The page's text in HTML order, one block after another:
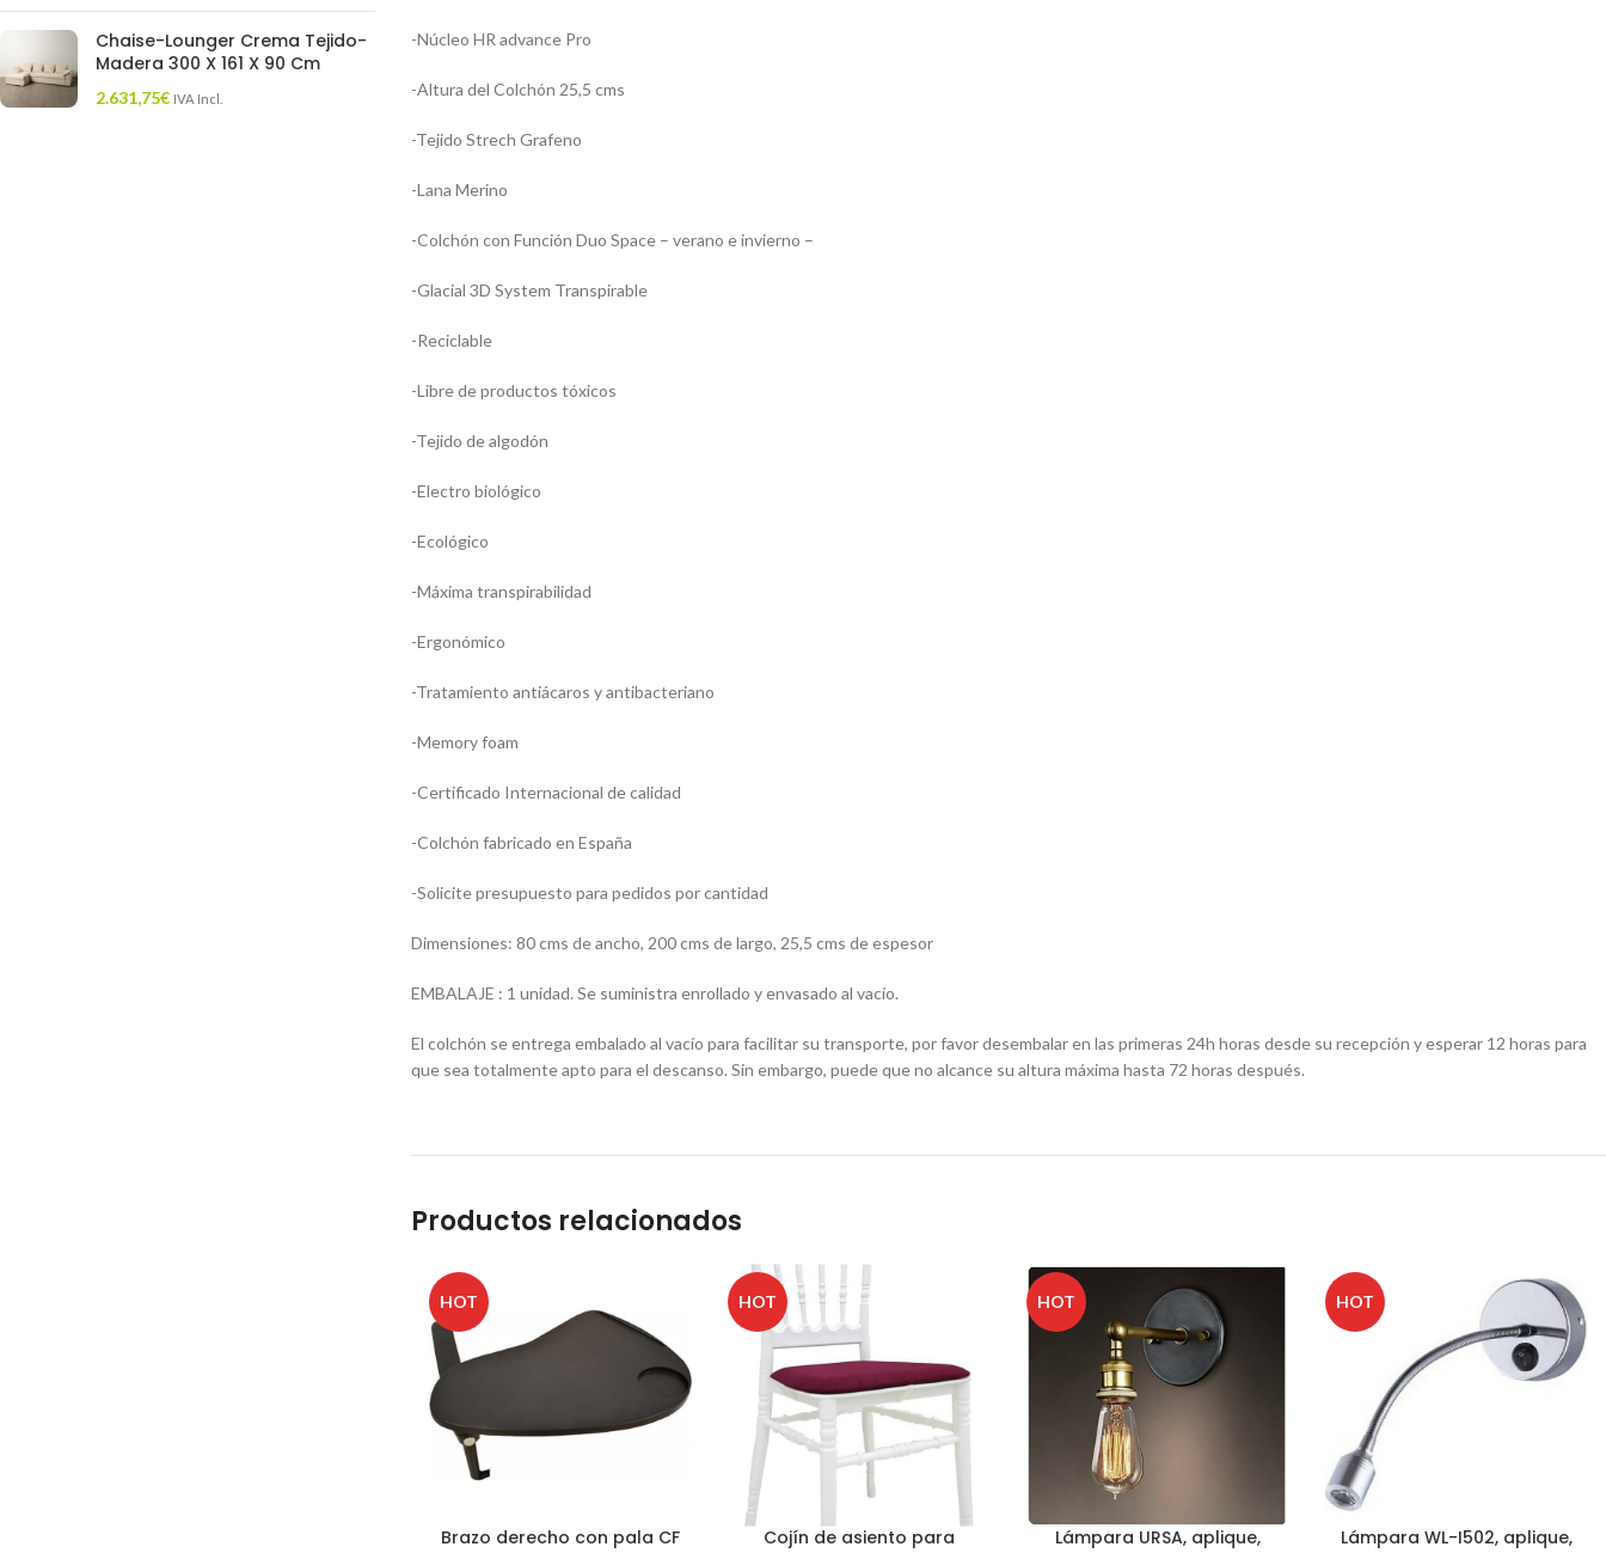
Chaise-Lounger Crema Tejido-
Madera 300 X 161 X 90 Cm
2.631,75€ IVA Incl.
-Núcleo HR advance Pro
-Altura del Colchón 25,5 cms
-Tejido Strech Grafeno
-Lana Merino
-Colchón con Función Duo Space – verano e invierno –
-Glacial 3D System Transpirable
-Reciclable
-Libre de productos tóxicos
-Tejido de algodón
-Electro biológico
-Ecológico
-Máxima transpirabilidad
-Ergonómico
-Tratamiento antiácaros y antibacteriano
-Memory foam
-Certificado Internacional de calidad
-Colchón fabricado en España
-Solicite presupuesto para pedidos por cantidad
Dimensiones: 80 cms de ancho, 200 cms de largo, 25,5 cms de espesor
EMBALAJE : 1 unidad. Se suministra enrollado y envasado al vacío.
El colchón se entrega embalado al vacío para facilitar su transporte, por favor desembalar en las primeras 24h horas desde su recepción y esperar 12 horas para
que sea totalmente apto para el descanso. Sin embargo, puede que no alcance su altura máxima hasta 72 horas después.
Productos relacionados
HOT
Brazo derecho con pala CF
HOT
Cojín de asiento para
HOT
Lámpara URSA, aplique,
HOT
Lámpara WL-I502, aplique,